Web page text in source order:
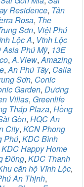
Residence, Tân
Rosa, The
Sơn, Việt Phú
Lộc A, Vĩnh Lộc
Asia Phú Mỹ, 13E
,A.View,Amazing
,An Phú Tây, Calla
Sơn, Conic
Garden, Dương
Villas, Greenlife
Tháp Plaza, Hồng
Gòn, HQC An
City, KCN Phong
Phú, KDC Bình
KDC Happy Home
Đông, KDC Thanh
căn hộ Vĩnh Lộc,
An Thịnh,